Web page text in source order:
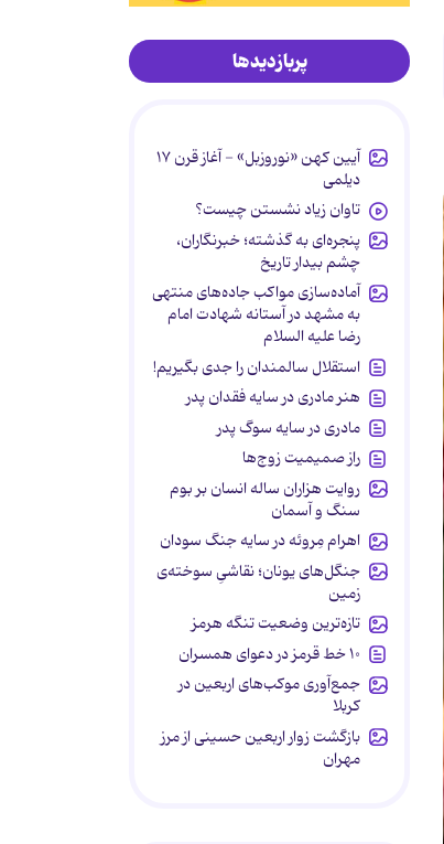
پربازدیدها
آیین کهن «نوروزبل» - آغاز قرن ۱۷
دیلمی
تاوان زیاد نشستن چیست؟
پنجره‌ای به گذشته؛ خبرنگاران،
چشم بیدار تاریخ
آماده‌سازی مواکب جاده‌های منتهی
به مشهد در آستانه شهادت امام
رضا علیه السلام
استقلال سالمندان را جدی بگیریم!
هنر مادری در سایه‌ فقدان پدر
مادری در سایه سوگ پدر
راز صمیمیت زوج‌ها
روایت هزاران ساله انسان بر بوم
سنگ و آسمان
اهرام مِروئه در سایه جنگ سودان
جنگل‌های یونان؛ نقاشیِ سوخته‌ی
زمین
تازه‌ترین وضعیت تنگه هرمز
۱۰ خط قرمز در دعوای همسران
جمع‌آوری موکب‌های اربعین در
کربلا
بازگشت زوار اربعین حسینی از مرز
مهران